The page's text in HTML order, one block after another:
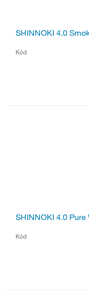
SHINNOKI 4.0
Kód
SHINNOKI 4.0
Kód